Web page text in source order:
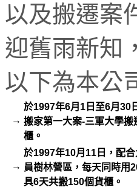
以及搬遷案
迎舊雨新知
以下為本公
→
於1997年6月1日至6月30
搬家第一大案-三軍大學
櫃。
→
於1997年10月11日，配
員樹林營區，每天同時用
具6天共搬150個貨櫃。